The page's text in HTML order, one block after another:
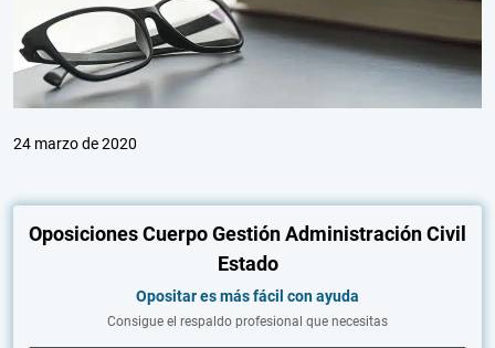
24 marzo de 2020
Oposiciones Cuerpo Gestión Administración Civil
Estado
Opositar es más fácil con ayuda
Consigue el respaldo profesional que necesitas